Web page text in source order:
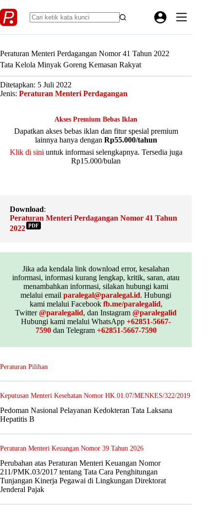
to
content
Peraturan Menteri Perdagangan Nomor 41 Tahun 2022
Tata Kelola Minyak Goreng Kemasan Rakyat
Ditetapkan: 5 Juli 2022
Jenis: Peraturan Menteri Perdagangan
Akses Premium Bebas Iklan
Dapatkan akses bebas iklan dan fitur spesial premium
lainnya hanya dengan Rp55.000/tahun
Klik di sini untuk informasi selengkapnya. Tersedia juga
Rp15.000/bulan
Download:
Peraturan Menteri Perdagangan Nomor 41 Tahun
2022 PDF
Jika ada kendala link download error, kesalahan
informasi, informasi kurang lengkap, kritik, saran, atau
menambahkan informasi, silakan hubungi kami
melalui emailparalegal@paralegal.id. Hubungi
kami melalui Facebook fb.me/paralegalid,
Twitter@paralegalid, dan Instagram@paralegalid
Hubungi kami melalui WhatsApp+62851-5667-
7590dan Telegram +62851-5667-7590
Peraturan Pilihan
Keputusan Menteri Kesehatan Nomor HK.01.07/MENKES/322/2019
Pedoman Nasional Pelayanan Kedokteran Tata Laksana
Hepatitis B
Peraturan Menteri Keuangan Nomor 39 Tahun 2026
Perubahan atas Peraturan Menteri Keuangan Nomor
211/PMK.03/2017 tentang Tata Cara Penghitungan
Tunjangan Kinerja Pegawai di Lingkungan Direktorat
Jenderal Pajak